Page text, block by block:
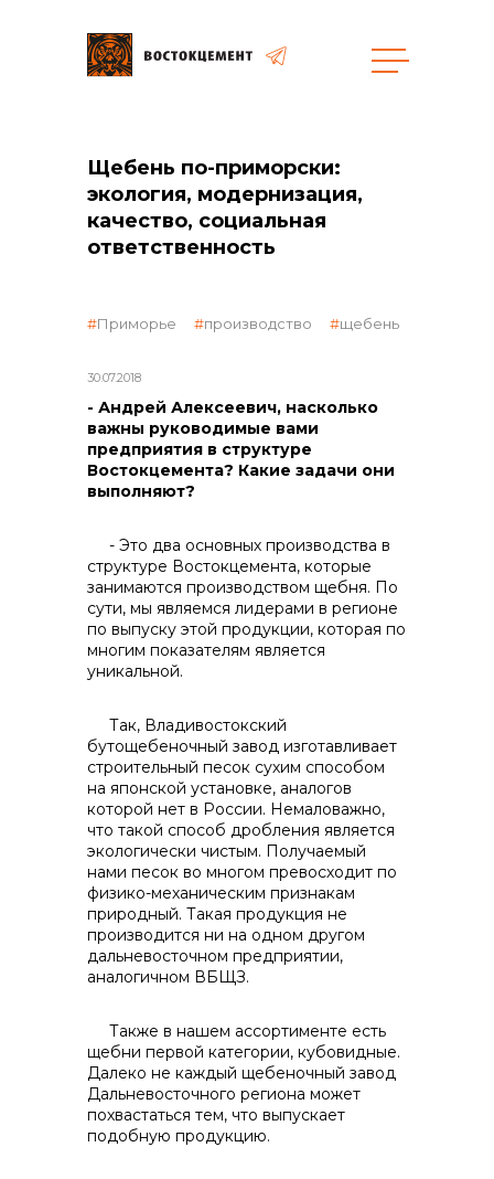
реализация неликвидов
контакты отдела закупок
Щебень по-приморски:
экология, модернизация,
качество, социальная
ответственность
30.07.2018
Приморье производство щебень
- Андрей Алексеевич, насколько
важны руководимые вами
предприятия в структуре
Востокцемента? Какие задачи они
выполняют?
- Это два основных производства в
структуре Востокцемента, которые
занимаются производством щебня. По
сути, мы являемся лидерами в регионе
по выпуску этой продукции, которая по
многим показателям является
уникальной.
Так, Владивостокский
бутощебеночный завод изготавливает
строительный песок сухим способом
на японской установке, аналогов
которой нет в России. Немаловажно,
что такой способ дробления является
экологически чистым. Получаемый
нами песок во многом превосходит по
физико-механическим признакам
природный. Такая продукция не
производится ни на одном другом
дальневосточном предприятии,
аналогичном ВБЩЗ.
Также в нашем ассортименте есть
щебни первой категории, кубовидные.
Далеко не каждый щебеночный завод
Дальневосточного региона может
похвастаться тем, что выпускает
подобную продукцию.